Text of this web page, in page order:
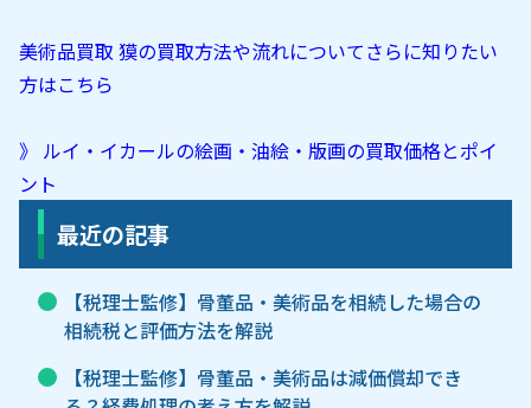
最近の記事
【税理士監修】骨董品・美術品を相続した場合の
相続税と評価方法を解説
【税理士監修】骨董品・美術品は減価償却でき
美術品買取 獏の買取方法や流れについてさらに知りたい
方はこちら
》 ルイ・イカールの絵画・油絵・版画の買取価格とポイ
ント